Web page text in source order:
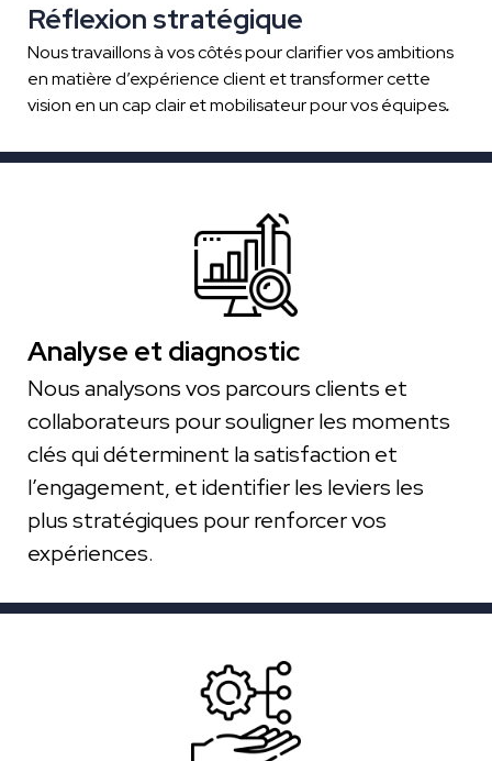
Réflexion stratégique
Nous travaillons à vos côtés pour clarifier vos ambitions
en matière d’expérience client et transformer cette
vision en un cap clair et mobilisateur pour vos équipes.
Analyse et diagnostic
Nous analysons vos parcours clients et
collaborateurs pour souligner les moments
clés qui déterminent la satisfaction et
l’engagement, et identifier les leviers les
plus stratégiques pour renforcer vos
expériences.